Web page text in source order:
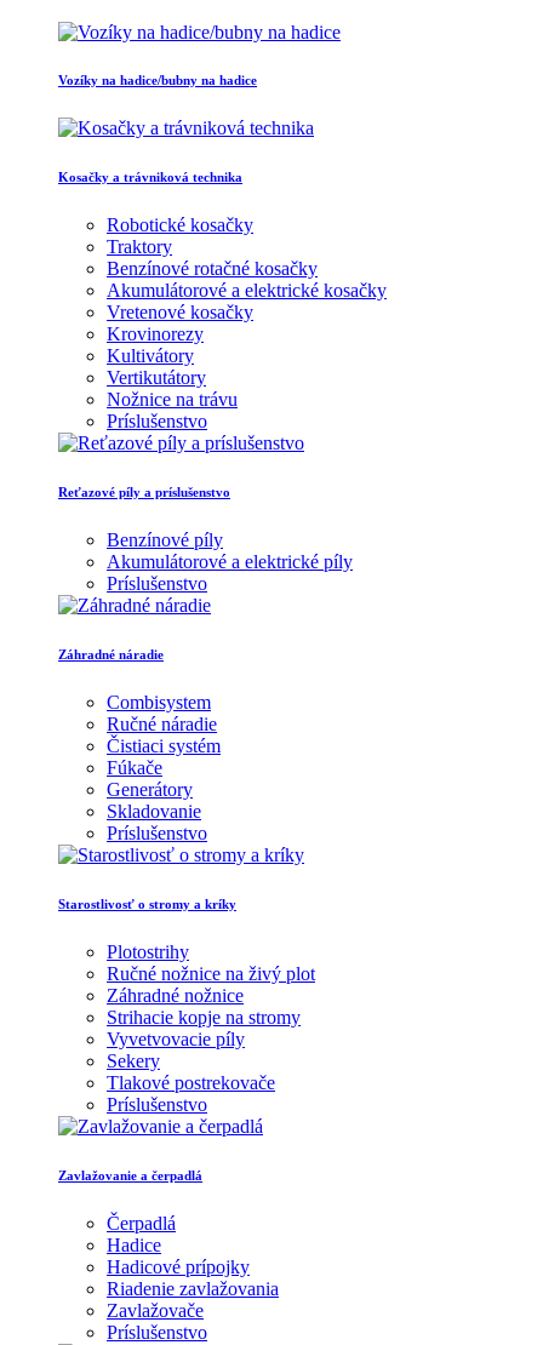
Vozíky na hadice/bubny na hadice
Kosačky a trávniková technika
Robotické kosačky
Traktory
Benzínové rotačné kosačky
Akumulátorové a elektrické kosačky
Vretenové kosačky
Krovinorezy
Kultivátory
Vertikutátory
Nožnice na trávu
Príslušenstvo
Reťazové píly a príslušenstvo
Benzínové píly
Akumulátorové a elektrické píly
Príslušenstvo
Záhradné náradie
Combisystem
Ručné náradie
Čistiaci systém
Fúkače
Generátory
Skladovanie
Príslušenstvo
Starostlivosť o stromy a kríky
Plotostrihy
Ručné nožnice na živý plot
Záhradné nožnice
Strihacie kopje na stromy
Vyvetvovacie píly
Sekery
Tlakové postrekovače
Príslušenstvo
Zavlažovanie a čerpadlá
Čerpadlá
Hadice
Hadicové prípojky
Riadenie zavlažovania
Zavlažovače
Príslušenstvo